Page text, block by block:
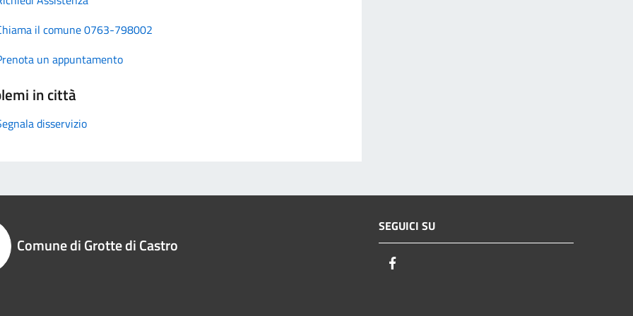
il comune 0763-798002
un appuntamento
in città
disservizio
Comune di Grotte di Castro
SEGUICI SU